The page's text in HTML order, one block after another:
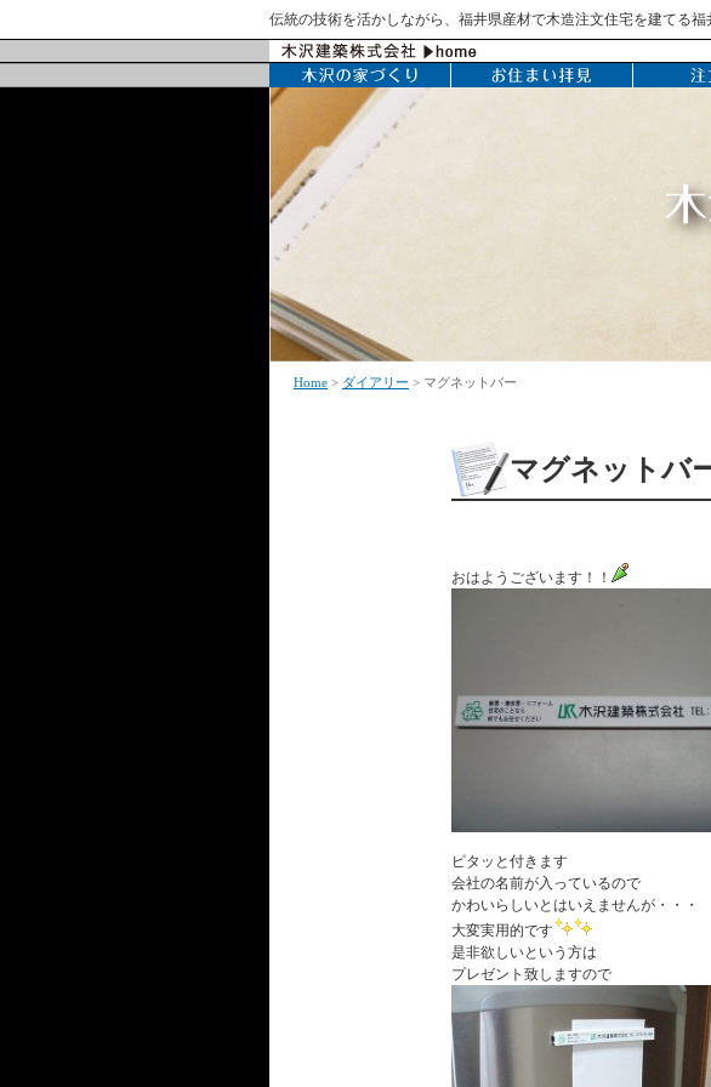
伝統の技術を活かしながら、福井県産材で木造注文住宅を建てる福
Home > ダイアリー > マグネットバー
マグネットバ
おはようございます！！
ピタッと付きます
会社の名前が入っているので
かわいらしいとはいえませんが・・・
大変実用的です
是非欲しいという方は
プレゼント致しますので